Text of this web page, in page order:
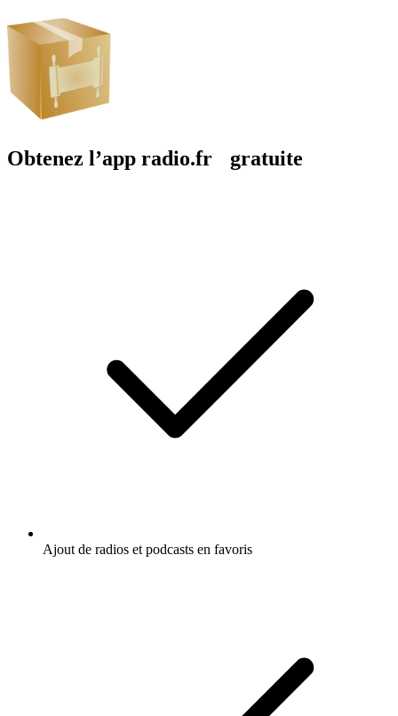
Obtenez l’app radio.fr gratuite
Ajout de radios et podcasts en favoris